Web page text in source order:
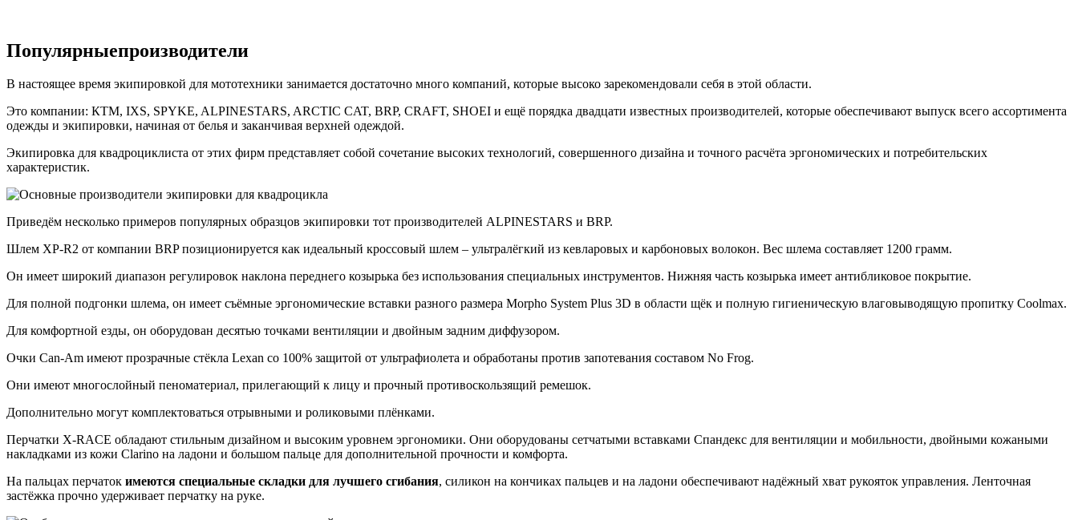
Популярныепроизводители
В настоящее время экипировкой для мототехники занимается достаточно много компаний, которые высоко зарекомендовали себя в этой области.
Это компании: КТМ, IXS, SPYKE, ALPINESTARS, ARCTIC CAT, BRP, CRAFT, SHOEI и ещё порядка двадцати известных производителей, которые обеспечивают выпуск всего ассортимента
одежды и экипировки, начиная от белья и заканчивая верхней одеждой.
Экипировка для квадроциклиста от этих фирм представляет собой сочетание высоких технологий, совершенного дизайна и точного расчёта эргономических и потребительских
характеристик.
Приведём несколько примеров популярных образцов экипировки тот производителей ALPINESTARS и BRP.
Шлем XP-R2 от компании BRP позиционируется как идеальный кроссовый шлем – ультралёгкий из кевларовых и карбоновых волокон. Вес шлема составляет 1200 грамм.
Он имеет широкий диапазон регулировок наклона переднего козырька без использования специальных инструментов. Нижняя часть козырька имеет антибликовое покрытие.
Для полной подгонки шлема, он имеет съёмные эргономические вставки разного размера Morpho System Plus 3D в области щёк и полную гигиеническую влаговыводящую пропитку Coolmax.
Для комфортной езды, он оборудован десятью точками вентиляции и двойным задним диффузором.
Очки Can-Am имеют прозрачные стёкла Lexan со 100% защитой от ультрафиолета и обработаны против запотевания составом No Frog.
Они имеют многослойный пеноматериал, прилегающий к лицу и прочный противоскользящий ремешок.
Дополнительно могут комплектоваться отрывными и роликовыми плёнками.
Перчатки X-RACE обладают стильным дизайном и высоким уровнем эргономики. Они оборудованы сетчатыми вставками Спандекс для вентиляции и мобильности, двойными кожаными
накладками из кожи Clarino на ладони и большом пальце для дополнительной прочности и комфорта.
На пальцах перчаток имеются специальные складки для лучшего сгибания, силикон на кончиках пальцев и на ладони обеспечивают надёжный хват рукояток управления. Ленточная
застёжка прочно удерживает перчатку на руке.